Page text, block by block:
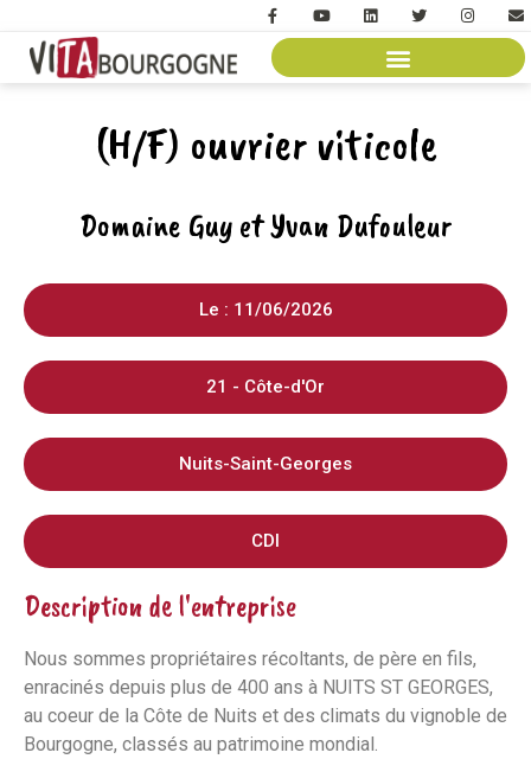
(H/F) ouvrier viticole
Domaine Guy et Yvan Dufouleur
Le : 11/06/2026
21 - Côte-d'Or
Nuits-Saint-Georges
CDI
Description de l'entreprise
Nous sommes propriétaires récoltants, de père en fils,
enracinés depuis plus de 400 ans à NUITS ST GEORGES,
au coeur de la Côte de Nuits et des climats du vignoble de
Bourgogne, classés au patrimoine mondial.